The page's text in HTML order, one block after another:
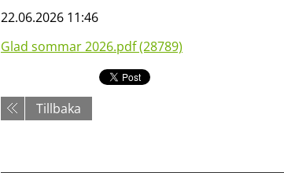
22.06.2026 11:46
Glad sommar 2026.pdf (28789)
Tillbaka